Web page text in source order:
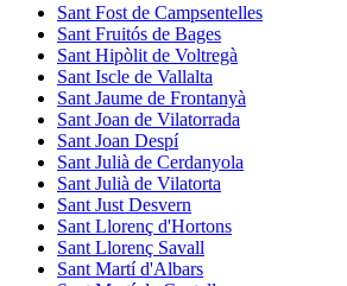
Sant Fost de Campsentelles
Sant Fruitós de Bages
Sant Hipòlit de Voltregà
Sant Iscle de Vallalta
Sant Jaume de Frontanyà
Sant Joan de Vilatorrada
Sant Joan Despí
Sant Julià de Cerdanyola
Sant Julià de Vilatorta
Sant Just Desvern
Sant Llorenç d'Hortons
Sant Llorenç Savall
Sant Martí d'Albars